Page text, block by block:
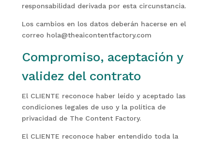
responsabilidad derivada por esta circunstancia.
Los cambios en los datos deberán hacerse en el
correo hola@theaicontentfactory.com
Compromiso, aceptación y
validez del contrato
El CLIENTE reconoce haber leído y aceptado las
condiciones legales de uso y la política de
privacidad de The Content Factory.
El CLIENTE reconoce haber entendido toda la